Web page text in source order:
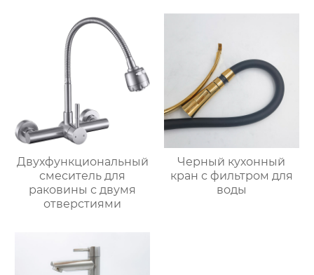
Двухфункциональный
смеситель для
раковины с двумя
отверстиями
Черный кухонный
кран с фильтром для
воды